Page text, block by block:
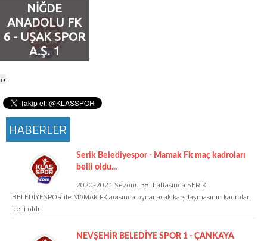
Sosyal Medya
Facebook
Google Plus
Instagram
Hakkımızda
NİĞDE
ANADOLU FK
6 - UŞAK SPOR
A.Ş. 1
‹›
HABERLER
Serik Belediyespor - Mamak Fk maç kadroları
belli oldu...
2020-2021 Sezonu 38. haftasında SERİK
BELEDİYESPOR ile MAMAK FK arasında oynanacak karşılaşmasının kadroları
belli oldu.
NEVŞEHİR BELEDİYE SPOR 1 - ÇANKAYA